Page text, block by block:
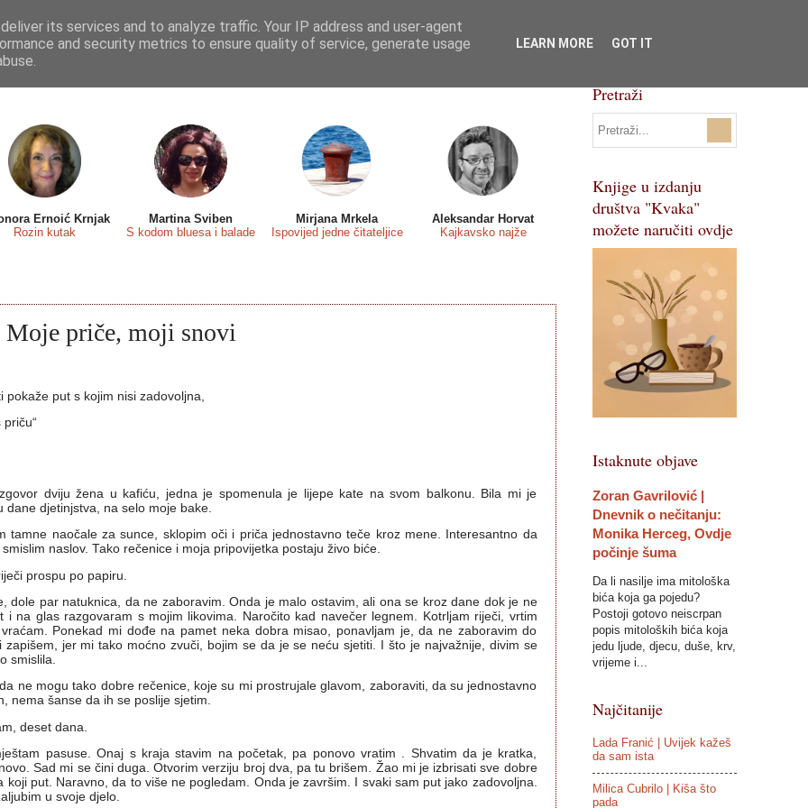
sa... Predstavljamo Osvrti Recenzije Eseji Svi natječaji Pojmovnik
Ernoić Krnjak
Rozin kutak
Martina Sviben
S kodom bluesa i balade
Mirjana Mrkela
Ispovijed jedne čitateljice
Aleksandar Horvat
Kajkavsko najže
Moje priče, moji snovi
pokaže put s kojim nisi zadovoljna,
dviju žena u kafiću, jedna je spomenula je lijepe kate na svom balkonu. Bila mi je
dane djetinjstva, na selo moje bake.
tamne naočale za sunce, sklopim oči i priča jednostavno teče kroz mene. Interesantno da
naslov. Tako rečenice i moja pripovijetka postaju živo biće.
prospu po papiru.
dole par natuknica, da ne zaboravim. Onda je malo ostavim, ali ona se kroz dane dok je ne
i na glas razgovaram s mojim likovima. Naročito kad navečer legnem. Kotrljam riječi, vrtim
Ponekad mi dođe na pamet neka dobra misao, ponavljam je, da ne zaboravim do
jer mi tako moćno zvuči, bojim se da je se neću sjetiti. I što je najvažnije, divim se
smislila.
ne mogu tako dobre rečenice, koje su mi prostrujale glavom, zaboraviti, da su jednostavno
nema šanse da ih se poslije sjetim.
deset dana.
pasuse. Onaj s kraja stavim na početak, pa ponovo vratim . Shvatim da je kratka,
Sad mi se čini duga. Otvorim verziju broj dva, pa tu brišem. Žao mi je izbrisati sve dobre
koji put. Naravno, da to više ne pogledam. Onda je završim. I svaki sam put jako zadovoljna.
u svoje djelo.
Pretraži
Knjige u izdanju
društva "Kvaka"
možete naručiti ovdje
Istaknute objave
Zoran Gavrilović |
Dnevnik o nečitanju:
Monika Herceg, Ovdje
počinje šuma
Da li nasilje ima mitološka
bića koja ga pojedu?
Postoji gotovo neiscrpan
popis mitoloških bića koja
jedu ljude, djecu, duše, krv,
vrijeme i...
Najčitanije
Lada Franić | Uvijek kažeš
da sam ista
Milica Cubrilo | Kiša što
pada
its services and to analyze traffic. Your IP address and user-agent
and security metrics to ensure quality of service, generate usage
LEARN MORE GOT IT